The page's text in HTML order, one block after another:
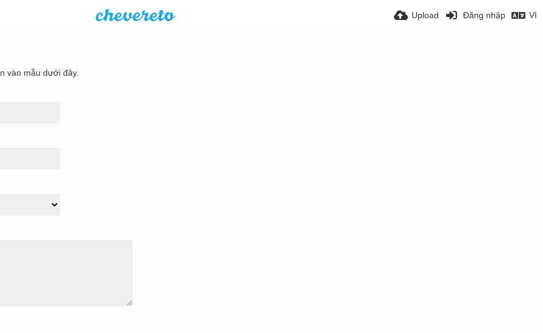
Upload Đăng nhập VI
vào mẫu dưới đây.